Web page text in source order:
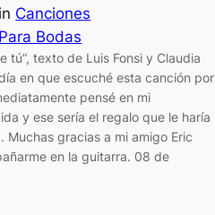
in Canciones
Para Bodas
tú”, texto de Luis Fonsi y Claudia
en que escuché esta canción por
pensé en mi
y ese sería el regalo que le haría
Muchas gracias a mi amigo Eric
en la guitarra. 08 de